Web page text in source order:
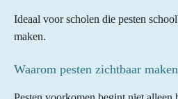
6
e
r
e
r
e e
e
e
r
e
Ideaal voor scholen die pesten
maken.
Waarom pesten zichtbaar